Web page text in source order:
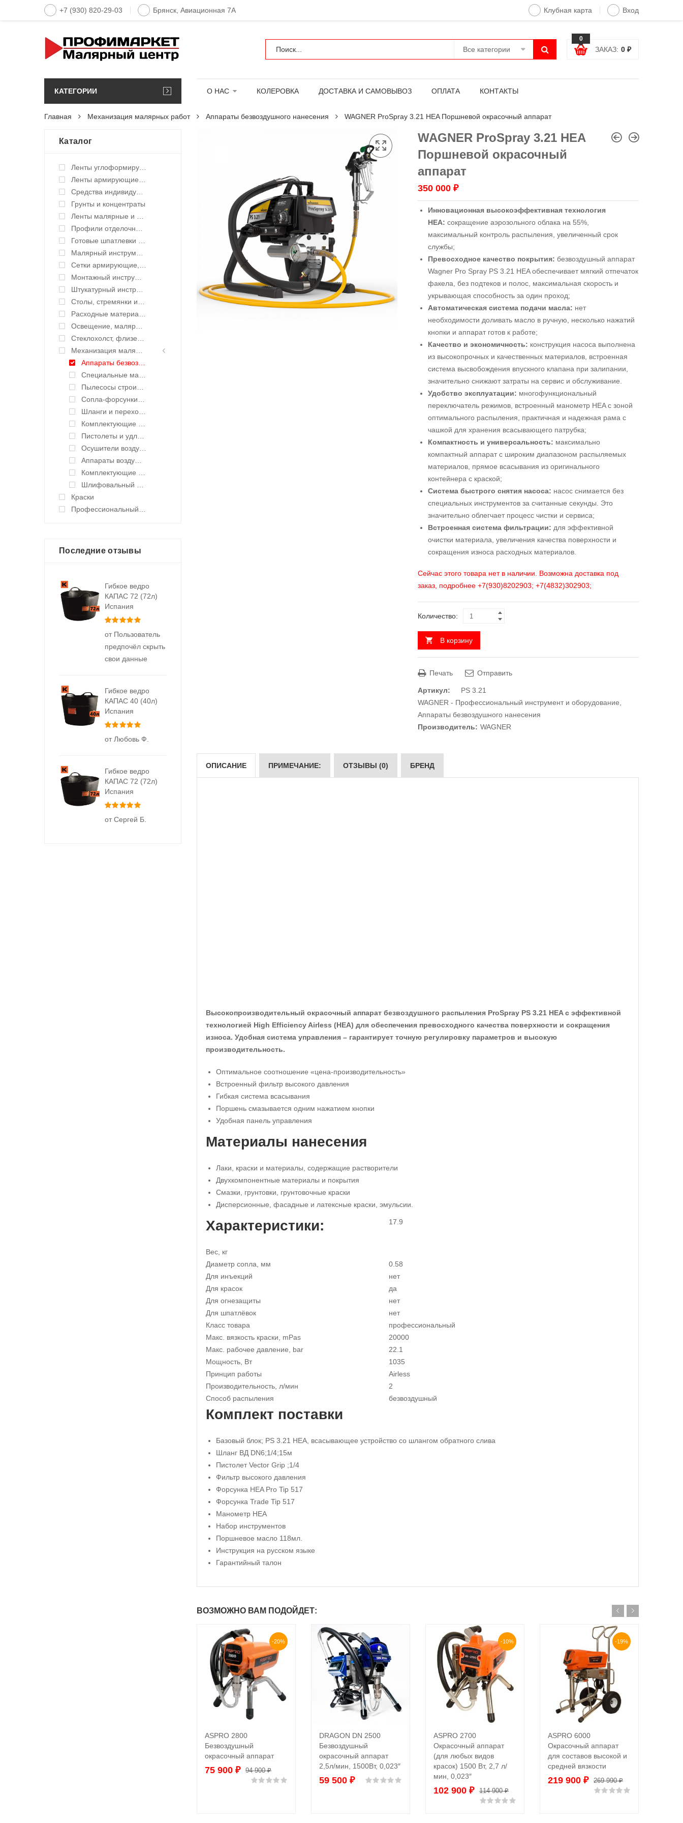
+7 (930) 820-29-03 Брянск, Авиационная 7А Клубная карта Вход
Все категории
0
ЗАКАЗ: 0 ₽
КАТЕГОРИИ О НАС КОЛЕРОВКА ДОСТАВКА И САМОВЫВОЗ ОПЛАТА КОНТАКТЫ
Главная Механизация малярных работ Аппараты безвоздушного нанесения WAGNER ProSpray 3.21 HEA Поршневой окрасочный аппарат
WAGNER ProSpray 3.21 HEA
Поршневой окрасочный
аппарат
350 000 ₽
Инновационная высокоэффективная технология
HEA: сокращение аэрозольного облака на 55%,
максимальный контроль распыления, увеличенный срок
службы;
Превосходное качество покрытия: безвоздушный аппарат
Wagner Pro Spray PS 3.21 HEA обеспечивает мягкий отпечаток
факела, без подтеков и полос, максимальная скорость и
укрывающая способность за один проход;
Автоматическая система подачи масла: нет
необходимости доливать масло в ручную, несколько нажатий
кнопки и аппарат готов к работе;
Качество и экономичность: конструкция насоса выполнена
из высокопрочных и качественных материалов, встроенная
система высвобождения впускного клапана при залипании,
значительно снижают затраты на сервис и обслуживание.
Удобство эксплуатации: многофункциональный
переключатель режимов, встроенный манометр HEA с зоной
оптимального распыления, практичная и надежная рама с
чашкой для хранения всасывающего патрубка;
Компактность и универсальность: максимально
компактный аппарат с широким диапазоном распыляемых
материалов, прямое всасывания из оригинального
контейнера с краской;
Система быстрого снятия насоса: насос снимается без
специальных инструментов за считанные секунды. Это
значительно облегчает процесс чистки и сервиса;
Встроенная система фильтрации: для эффективной
очистки материала, увеличения качества поверхности и
сокращения износа расходных материалов.
Сейчас этого товара нет в наличии. Возможна доставка под
заказ, подробнее +7(930)8202903; +7(4832)302903;
Количество:
В корзину
Печать Отправить
Артикул:
PS 3.21
WAGNER - Профессиональный инструмент и оборудование,
Аппараты безвоздушного нанесения
Производитель: WAGNER
ОПИСАНИЕ ПРИМЕЧАНИЕ: ОТЗЫВЫ (0) БРЕНД
Высокопроизводительный окрасочный аппарат безвоздушного распыления ProSpray PS 3.21 HEA с эффективной
технологией High Efficiency Airless (HEA) для обеспечения превосходного качества поверхности и сокращения
износа. Удобная система управления – гарантирует точную регулировку параметров и высокую
производительность.
Оптимальное соотношение «цена-производительность»
Встроенный фильтр высокого давления
Гибкая система всасывания
Поршень смазывается одним нажатием кнопки
Удобная панель управления
Материалы нанесения
Лаки, краски и материалы, содержащие растворители
Двухкомпонентные материалы и покрытия
Cмазки, грунтовки, грунтовочные краски
Дисперсионные, фасадные и латексные краски, эмульсии.
Характеристики:
Вес, кг
17.9
Диаметр сопла, мм
0.58
Для инъекций
нет
Для красок
да
Для огнезащиты
нет
Для шпатлёвок
нет
Класс товара
профессиональный
Макс. вязкость краски, mPas
20000
Макс. рабочее давление, bar
22.1
Мощность, Вт
1035
Принцип работы
Airless
Производительность, л/мин
2
Способ распыления
безвоздушный
Комплект поставки
Базовый блок; PS 3.21 HEА, всасывающее устройство со шлангом обратного слива
Шланг ВД DN6;1/4;15м
Пистолет Vector Grip ;1/4
Фильтр высокого давления
Форсунка HEA Pro Tip 517
Форсунка Trade Tip 517
Манометр HEA
Набор инструментов
Поршневое масло 118мл.
Инструкция на русском языке
Гарантийный талон
ВОЗМОЖНО ВАМ ПОДОЙДЕТ:
-20%
В корзину
ASPRO 2800
Безвоздушный
окрасочный аппарат
94 900₽
75 900 ₽
из 5
В корзину
DRAGON DN 2500
Безвоздушный
окрасочный аппарат
2,5л/мин, 1500Вт, 0,023″
59 500 ₽ из 5
-10%
В корзину
ASPRO 2700
Окрасочный аппарат
(для любых видов
красок) 1500 Вт, 2,7 л/
мин, 0,023″
114 900₽
102 900 ₽
-19%
В корзину
ASPRO 6000
Окрасочный аппарат
для составов высокой и
средней вязкости
269 990₽
219 900 ₽
Каталог
Ленты углоформирующие, углозащитные
Ленты армирующие для швов и стыков
Средства индивидуальной защиты (СИЗ)
Грунты и концентраты
Ленты малярные и укрывные материалы
Профили отделочные для ГКЛ
Готовые шпатлевки и клея
Малярный инструмент ручной
Сетки армирующие, ленты уплотнительные
Монтажный инструмент
Штукатурный инструмент
Столы, стремянки и подмости
Расходные материалы
Освещение, малярные светильники
Стеклохолст, флизелин малярный
Механизация малярных работ
Аппараты безвоздушного нанесения
Специальные масла TSL и жидкости для окрасочных аппаратов
Пылесосы строительные
Сопла-форсунки для безвоздушного нанесения
Шланги и переходники для окрасочных аппаратов
Комплектующие для аппаратов безвоздушного нанесения
Пистолеты и удлинители для безвоздушного нанесения
Осушители воздуха
Аппараты воздушного нанесения
Комплектующие для краскораспылителей воздушного нанесения
Шлифовальный электроинструмент
Краски
Профессиональный инструмент и оборудование
Последние отзывы
Гибкое ведро
КАПАС 72 (72л)
Испания
от Пользователь
предпочёл скрыть
свои данные
Гибкое ведро
КАПАС 40 (40л)
Испания
от Любовь Ф.
Гибкое ведро
КАПАС 72 (72л)
Испания
от Сергей Б.